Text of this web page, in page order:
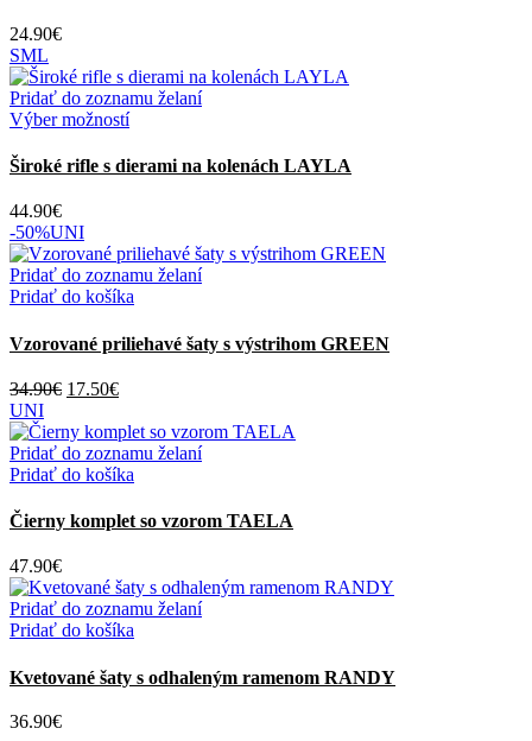
24.90€
SML
Pridať do zoznamu želaní
Výber možnostíTento
má
si
môžete
vybrať
na
stránke
produktu.
Široké rifle s dierami na kolenách LAYLA
44.90€
-50%UNI
Pridať do zoznamu želaní
Pridať do košíka
Vzorované priliehavé šaty s výstrihom GREEN
34.90€ Pôvodná
bola:
34.90€.
17.50€Aktuálna
je:
17.50€.
UNI
Pridať do zoznamu želaní
Pridať do košíka
Čierny komplet so vzorom TAELA
47.90€
Pridať do zoznamu želaní
Pridať do košíka
Kvetované šaty s odhaleným ramenom RANDY
36.90€